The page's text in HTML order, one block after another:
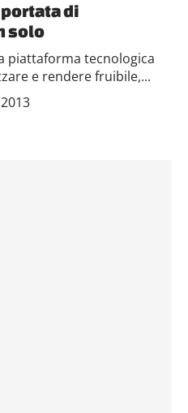
di
solo
piattaforma tecnologica
e rendere fruibile,...